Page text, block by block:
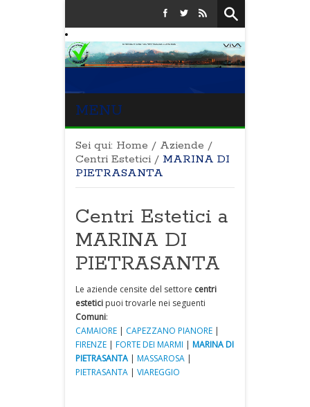
MENU
Sei qui: Home / Aziende /
Centri Estetici / MARINA DI
PIETRASANTA
Centri Estetici a
MARINA DI
PIETRASANTA
Le aziende censite del settore centri
estetici puoi trovarle nei seguenti
Comuni:
CAMAIORE | CAPEZZANO PIANORE |
FIRENZE | FORTE DEI MARMI | MARINA DI
PIETRASANTA | MASSAROSA |
PIETRASANTA | VIAREGGIO